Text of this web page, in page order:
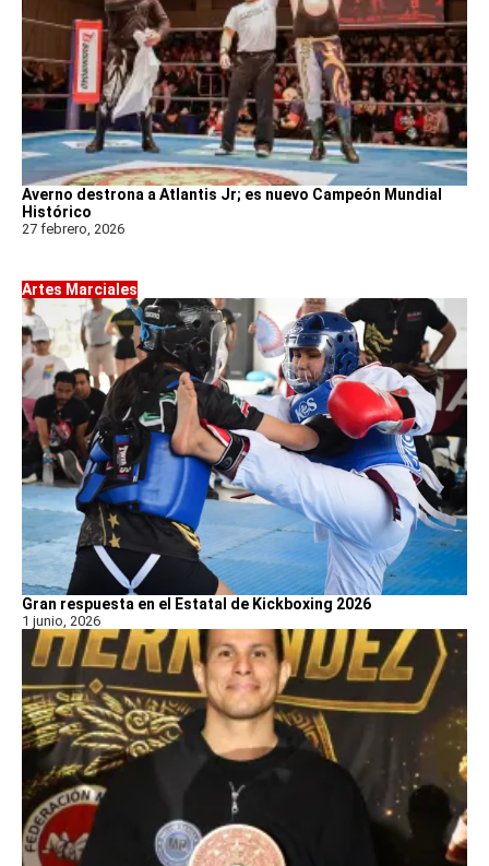
Averno destrona a Atlantis Jr; es nuevo Campeón Mundial
Histórico
27 febrero, 2026
Artes Marciales
Gran respuesta en el Estatal de Kickboxing 2026
1 junio, 2026